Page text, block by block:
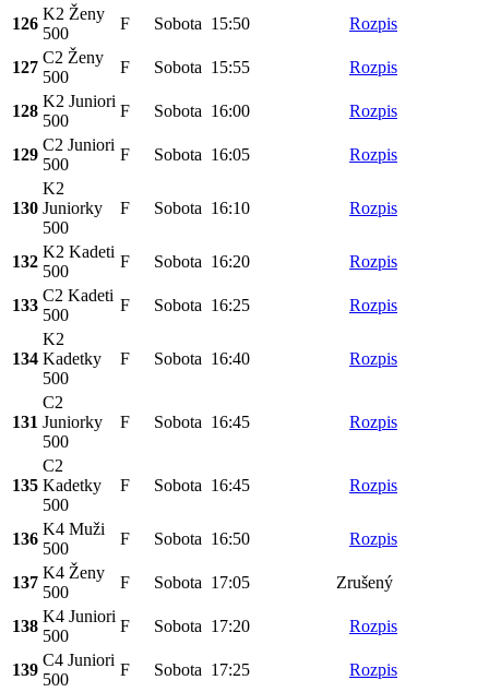
126
K2 Ženy
500
F Sobota 15:50 Rozpis
127
C2 Ženy
500
F Sobota 15:55 Rozpis
128
K2 Juniori
500
F Sobota 16:00 Rozpis
129
C2 Juniori
500
F Sobota 16:05 Rozpis
130
K2
Juniorky
500
F Sobota 16:10 Rozpis
132
K2 Kadeti
500
F Sobota 16:20 Rozpis
133
C2 Kadeti
500
F Sobota 16:25 Rozpis
134
K2
Kadetky
500
F Sobota 16:40 Rozpis
131
C2
Juniorky
500
F Sobota 16:45 Rozpis
135
C2
Kadetky
500
F Sobota 16:45 Rozpis
136
K4 Muži
500
F Sobota 16:50 Rozpis
137
K4 Ženy
500
F Sobota 17:05 Zrušený
138
K4 Juniori
500
F Sobota 17:20 Rozpis
139
C4 Juniori
500
F Sobota 17:25 Rozpis